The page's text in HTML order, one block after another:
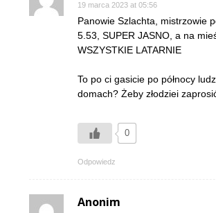
19 marca 2023 at 05:56
Panowie Szlachta, mistrzowie
5.53, SUPER JASNO, a na
WSZYSTKIE LATARNIE
To po ci gasicie po północy
domach? Żeby złodziei
0
Odpowiedz
Anonim